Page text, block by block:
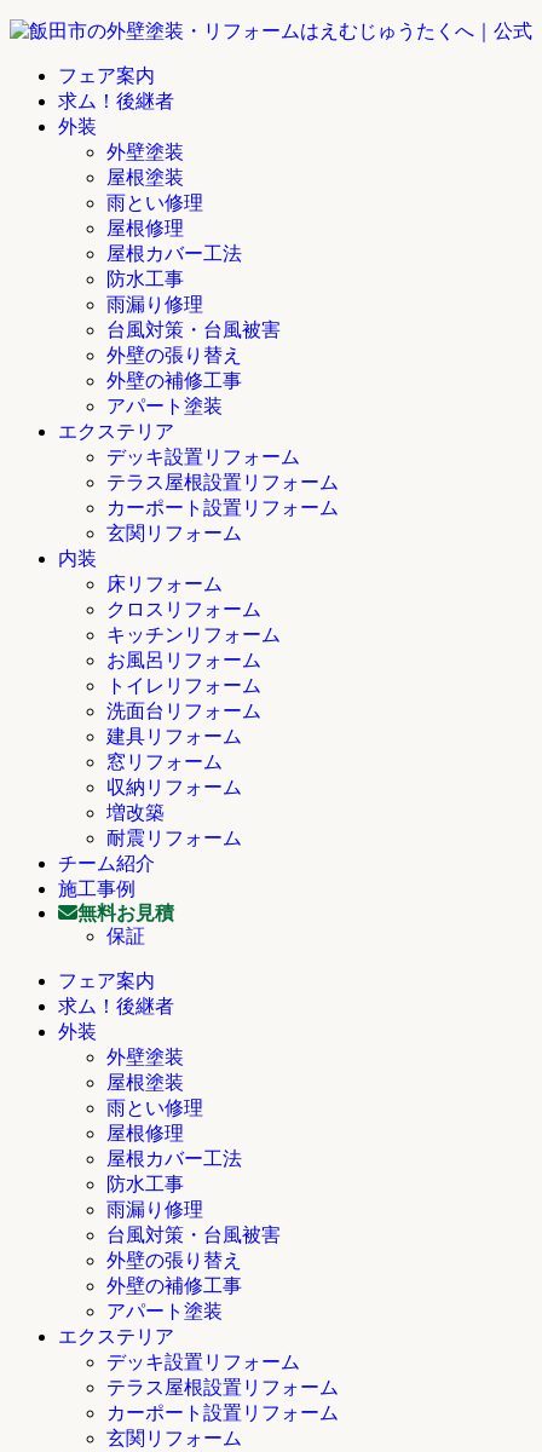
フェア案内
求ム！後継者
外装
外壁塗装
屋根塗装
雨とい修理
屋根修理
屋根カバー工法
防水工事
雨漏り修理
台風対策・台風被害
外壁の張り替え
外壁の補修工事
アパート塗装
エクステリア
デッキ設置リフォーム
テラス屋根設置リフォーム
カーポート設置リフォーム
玄関リフォーム
内装
床リフォーム
クロスリフォーム
キッチンリフォーム
お風呂リフォーム
トイレリフォーム
洗面台リフォーム
建具リフォーム
窓リフォーム
収納リフォーム
増改築
耐震リフォーム
チーム紹介
施工事例
無料お見積
保証
フェア案内
求ム！後継者
外装
外壁塗装
屋根塗装
雨とい修理
屋根修理
屋根カバー工法
防水工事
雨漏り修理
台風対策・台風被害
外壁の張り替え
外壁の補修工事
アパート塗装
エクステリア
デッキ設置リフォーム
テラス屋根設置リフォーム
カーポート設置リフォーム
玄関リフォーム